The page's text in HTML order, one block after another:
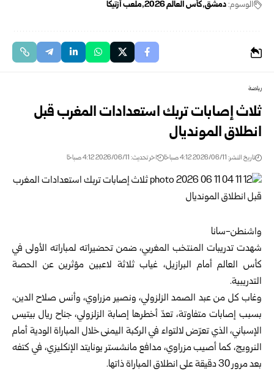
الوسوم:دمشق كأس العالم 2026 ملعب أزتيكا
رياضة
ثلاث إصابات تربك استعدادات المغرب قبل
انطلاق المونديال
تاريخ النشر: 2026/06/11 4:12 صباحًا اخر تحديث: 2026/06/11 4:12 صباحًا
واشنطن-سانا
شهدت تدريبات المنتخب المغربي، ضمن تحضيراته لمباراته الأولى في
كأس العالم أمام البرازيل، غياب ثلاثة لاعبين مؤثرين عن الحصة
التدريبية.
وغاب كل من عبد الصمد الزلزولي، ونصير مزراوي، وأنس صلاح الدين،
بسبب إصابات متفاوتة، تعدّ أخطرها إصابة الزلزولي، جناح ريال بيتيس
الإسباني، الذي تعرّض لالتواء في الركبة اليمنى خلال المباراة الودية أمام
النرويج، كما أصيب مزراوي، مدافع مانشستر يونايتد الإنكليزي، في كتفه
بعد مرور 30 دقيقة على انطلاق المباراة ذاتها.